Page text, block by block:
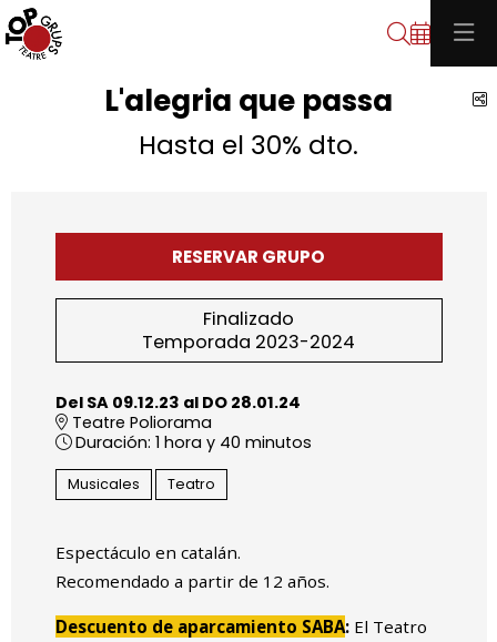
Buscar
L'alegria que passa
Hasta el 30% dto.
RESERVAR GRUPO
Finalizado
Temporada 2023-2024
Del SA 09.12.23 al DO 28.01.24
Teatre Poliorama
Duración: 1 hora y 40 minutos
Musicales Teatro
Espectáculo en catalán.
Recomendado a partir de 12 años.
Descuento de aparcamiento SABA:El Teatro